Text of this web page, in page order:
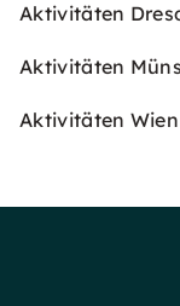
Aktivitäten
Aktivitäten
Aktivitäten Wien